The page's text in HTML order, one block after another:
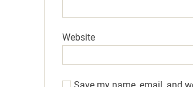
Website